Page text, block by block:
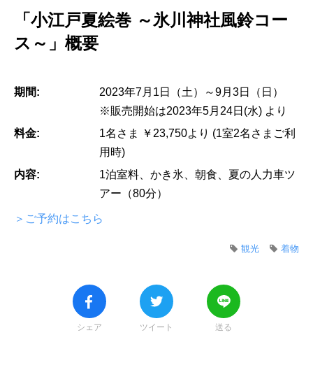
「小江戸夏絵巻 ～氷川神社風鈴コー
ス～」概要
期間:
2023年7月1日（土）～9月3日（日）
※販売開始は2023年5月24日(水) より
料金:
1名さま ￥23,750より (1室2名さまご利
用時)
内容:
1泊室料、かき氷、朝食、夏の人力車ツ
アー（80分）
＞ご予約はこちら
着物
観光
シェア ツイート 送る